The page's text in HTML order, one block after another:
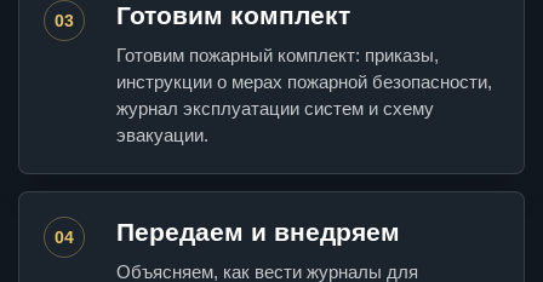
03 Готовим комплект
Готовим пожарный комплект: приказы,
инструкции о мерах пожарной безопасности,
журнал эксплуатации систем и схему
эвакуации.
04 Передаем и внедряем
Объясняем, как вести журналы для